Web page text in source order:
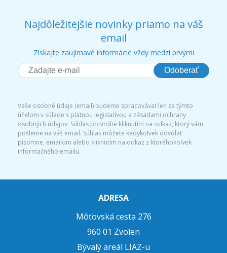
Najdôležitejšie novinky priamo na váš
email
Získajte zaujímavé informácie vždy medzi prvými
Odoberať
Vaše osobné údaje (email) budeme spracovávať len za týmto
účelom v súlade s platnou legislatívou a zásadami ochrany
osobných údajov. Súhlas potvrdíte kliknutím na odkaz, ktorý vám
pošleme na váš email. Súhlas môžete kedykoľvek odvolať
písomne, emailom alebo kliknutím na odkaz z ktoréhokoľvek
informačného emailu.
ADRESA
Môťovská cesta 276
960 01 Zvolen
Bývalý areál LIAZ-u